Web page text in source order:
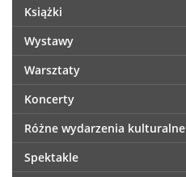
Książki
Wystawy
Warsztaty
Koncerty
Różne wydarzenia kulturalne
Spektakle